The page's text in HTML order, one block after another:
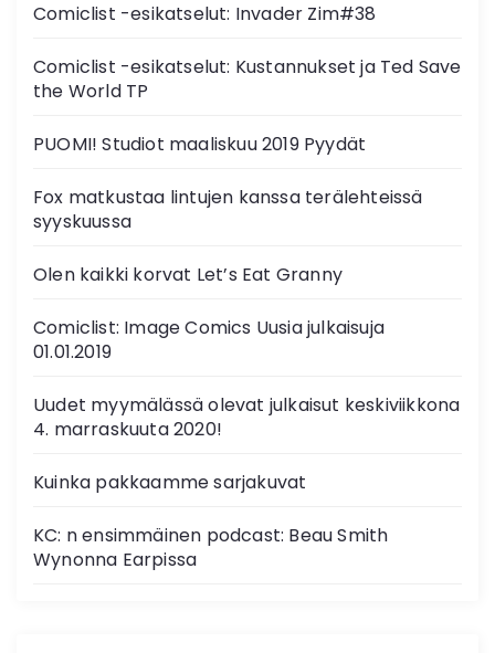
Comiclist -esikatselut: Invader Zim#38
Comiclist -esikatselut: Kustannukset ja Ted Save
the World TP
PUOMI! Studiot maaliskuu 2019 Pyydät
Fox matkustaa lintujen kanssa terälehteissä
syyskuussa
Olen kaikki korvat Let’s Eat Granny
Comiclist: Image Comics Uusia julkaisuja
01.01.2019
Uudet myymälässä olevat julkaisut keskiviikkona
4. marraskuuta 2020!
Kuinka pakkaamme sarjakuvat
KC: n ensimmäinen podcast: Beau Smith
Wynonna Earpissa